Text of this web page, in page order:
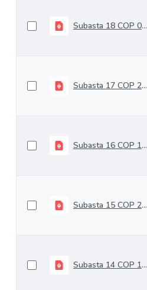
Subasta 18 COP 09-10-2024
Subasta 17 COP 25-09-2024
Subasta 16 COP 11-09-2024
Subasta 15 COP 28-08-2024
Subasta 14 COP 14-08-2024